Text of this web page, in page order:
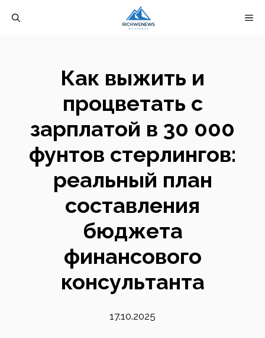
Как выжить и
процветать с
зарплатой в 30 000
фунтов стерлингов:
реальный план
составления
бюджета
финансового
консультанта
17.10.2025